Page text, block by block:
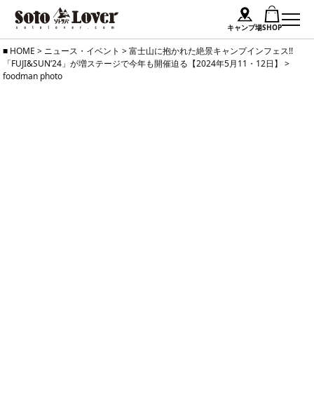
キャンプ場SHOP
Skip
to
HOME > ニュース・イベント >富士山に抱かれた絶景キャンプインフェス!!
「FUJI&SUN’24」が増ステージで今年も開催迫る【2024年5月11・12日】 >
foodman photo